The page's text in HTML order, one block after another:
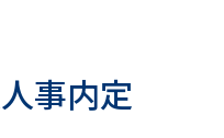
事内定